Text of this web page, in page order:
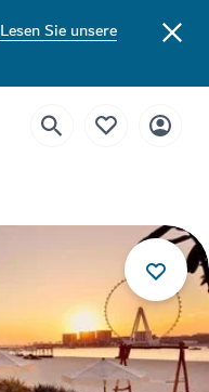
Lesen Sie unsere